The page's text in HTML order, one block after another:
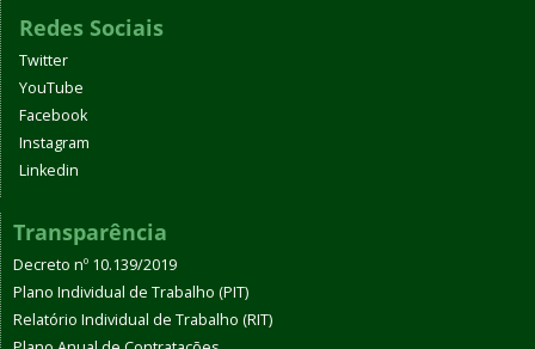
Redes Sociais
Twitter
YouTube
Facebook
Instagram
Linkedin
Transparência
Decreto nº 10.139/2019
Plano Individual de Trabalho (PIT)
Relatório Individual de Trabalho (RIT)